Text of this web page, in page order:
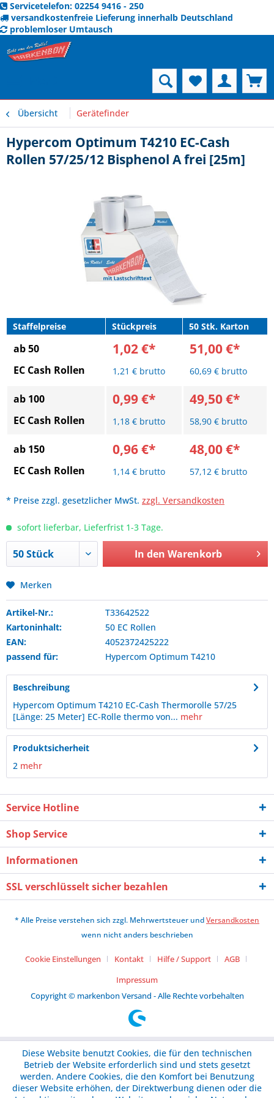
Servicetelefon: 02254 9416 - 250
versandkostenfreie Lieferung innerhalb Deutschland
problemloser Umtausch
Übersicht Gerätefinder
Hypercom Optimum T4210 EC-Cash
Rollen 57/25/12 Bisphenol A frei [25m]
Staffelpreise Stückpreis 50 Stk. Karton
ab 50
EC Cash Rollen
1,02 €*
1,21 € brutto
51,00 €*
60,69 € brutto
ab 100
EC Cash Rollen
0,99 €*
1,18 € brutto
49,50 €*
58,90 € brutto
ab 150
EC Cash Rollen
0,96 €*
1,14 € brutto
48,00 €*
57,12 € brutto
* Preise zzgl. gesetzlicher MwSt. zzgl. Versandkosten
sofort lieferbar, Lieferfrist 1-3 Tage.
In den Warenkorb
Merken
Artikel-Nr.:
T33642522
Kartoninhalt:
50 EC Rollen
EAN:
4052372425222
passend für:
Hypercom Optimum T4210
Beschreibung
Hypercom Optimum T4210 EC-Cash Thermorolle 57/25
[Länge: 25 Meter] EC-Rolle thermo von... mehr
Produktsicherheit
2 mehr
Service Hotline
Shop Service
Informationen
SSL verschlüsselt sicher bezahlen
* Alle Preise verstehen sich zzgl. Mehrwertsteuer undVersandkosten
wenn nicht anders beschrieben
Cookie Einstellungen Kontakt Hilfe / Support
AGB
Impressum
Copyright © markenbon Versand - Alle Rechte vorbehalten
Diese Website benutzt Cookies, die für den technischen
Betrieb der Website erforderlich sind und stets gesetzt
werden. Andere Cookies, die den Komfort bei Benutzung
dieser Website erhöhen, der Direktwerbung dienen oder die